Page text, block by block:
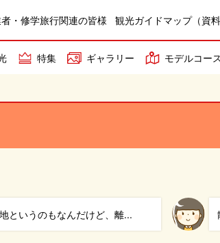
・修学旅行関連の皆様 観光ガイドマップ（資料
特集 ギャラリー モデルコース
いいコースがある。公園内...